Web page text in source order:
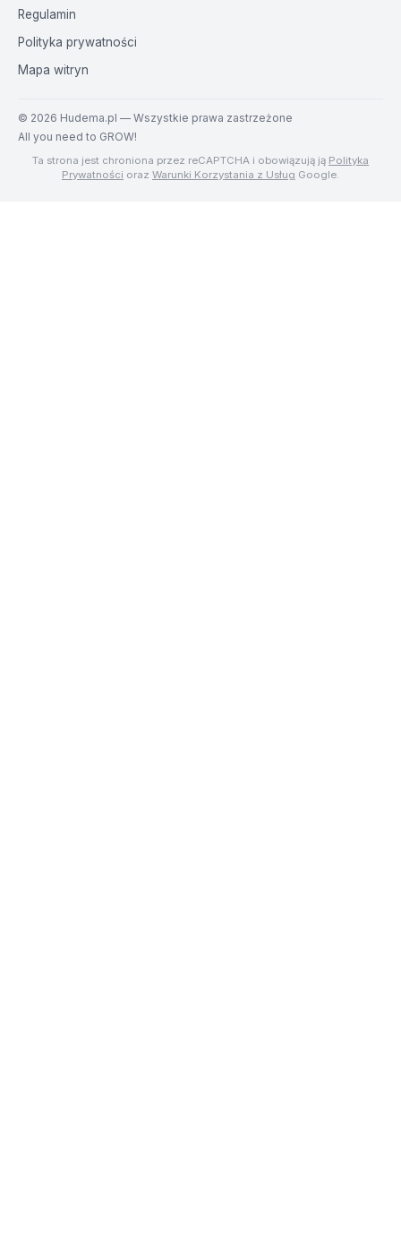
Regulamin
Polityka prywatności
Mapa witryn
© 2026 Hudema.pl — Wszystkie prawa zastrzeżone
All you need to GROW!
Ta strona jest chroniona przez reCAPTCHA i obowiązują ją Polityka
Prywatności oraz Warunki Korzystania z Usług Google.